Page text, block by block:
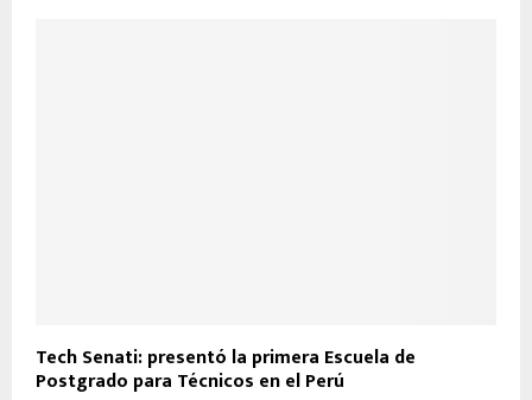
Tech Senati: presentó la primera Escuela de
Postgrado para Técnicos en el Perú